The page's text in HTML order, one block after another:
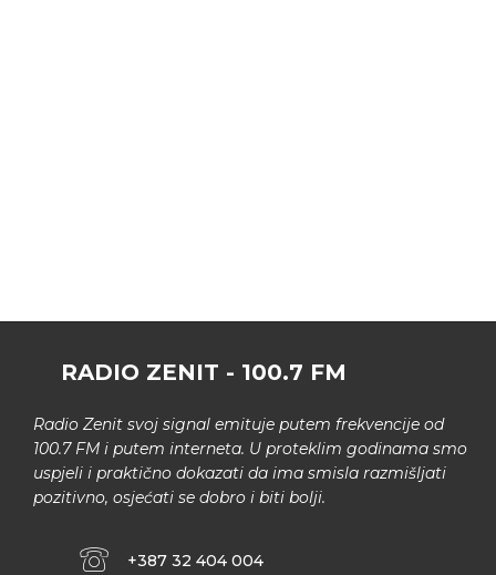
RADIO ZENIT - 100.7 FM
Radio Zenit svoj signal emituje putem frekvencije od
100.7 FM i putem interneta. U proteklim godinama smo
uspjeli i praktično dokazati da ima smisla razmišljati
pozitivno, osjećati se dobro i biti bolji.
+387 32 404 004